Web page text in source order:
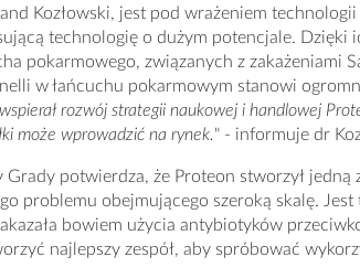
Kozłowski, jest pod wrażeniem
technologię o dużym potencjale. Dzięki
pokarmowego, związanych z
w łańcuchu pokarmowym stanowi
rozwój strategii naukowej i handlowej
może wprowadzić na rynek." - informuje dr
Grady potwierdza, że Proteon stworzył
problemu obejmującego szeroką skalę.
bowiem użycia antybiotyków
najlepszy zespół, aby spróbować